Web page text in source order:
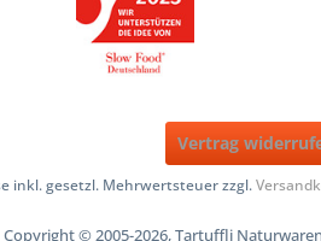
Vertrag
inkl. gesetzl. Mehrwertsteuer zzgl.
Copyright © 2005-2026, Tartuffli